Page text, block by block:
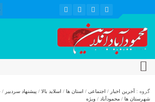
گروه : آخرین اخبار / اجتماعی / استان ها / اسلاید بالا / پیشنهاد سردبیر /
شهرستان ها / محمودآباد / ویژه